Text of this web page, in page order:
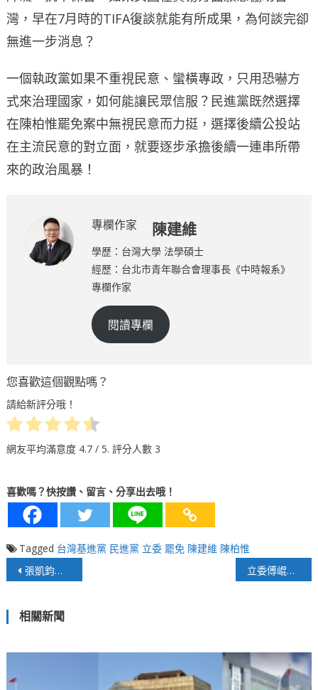
灣，早在7月時的TIFA復談就能有所成果，為何談完卻
無進一步消息？
一個執政黨如果不重視民意、蠻橫專政，只用恐嚇方
式來治理國家，如何能讓民眾信服？民進黨既然選擇
在陳柏惟罷免案中無視民意而力挺，選擇後續公投站
在主流民意的對立面，就要逐步承擔後續一連串所帶
來的政治風暴！
專欄作家 陳建維
學歷：台灣大學 法學碩士
經歷：台北市青年聯合會理事長《中時報系》
專欄作家
閱讀專欄
您喜歡這個觀點嗎？
請給新評分哦！
網友平均滿意度 4.7/ 5. 評分人數 3
喜歡嗎？快按讚、留言、分享出去哦！
Tagged 台灣基進黨 民進黨 立委 罷免 陳建維 陳柏惟
文
導
覽
張凱鈞：民進黨將會放棄公投 搶攻立委補選 立委傅崐萁要求蘇揆評估「環島高速鐵路網」及「國道6號延伸花蓮」的可行性
相關新聞